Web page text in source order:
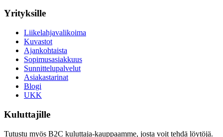
Yrityksille
Liikelahjavalikoima
Kuvastot
Ajankohtaista
Sopimusasiakkuus
Sunnittelupalvelut
Asiakastarinat
Blogi
UKK
Kuluttajille
Tutustu myös B2C kuluttaja-kauppaamme, josta voit tehdä löytöjä.